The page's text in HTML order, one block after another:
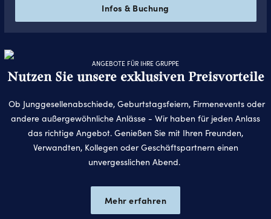
Infos & Buchung
ANGEBOTE FÜR IHRE GRUPPE
Nutzen Sie unsere exklusiven Preisvorteile
Ob Junggesellenabschiede, Geburtstagsfeiern, Firmenevents oder
andere außergewöhnliche Anlässe - Wir haben für jeden Anlass
das richtige Angebot. Genießen Sie mit Ihren Freunden,
Verwandten, Kollegen oder Geschäftspartnern einen
unvergesslichen Abend.
Mehr erfahren